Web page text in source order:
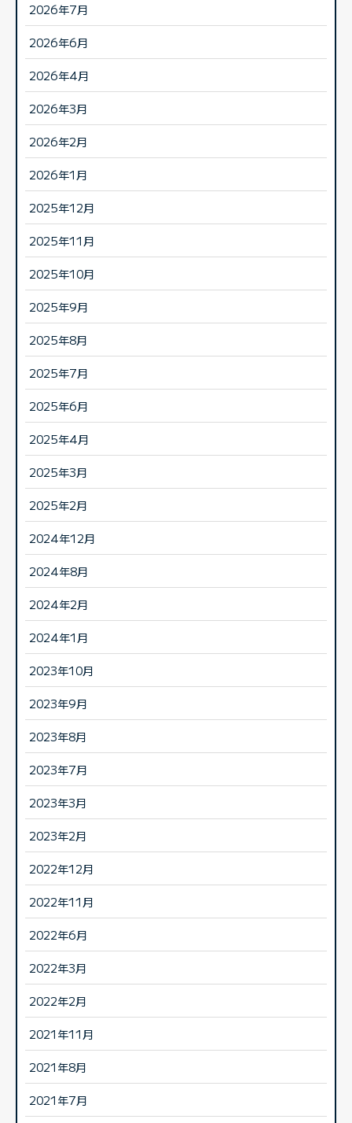
2026年7月
2026年6月
2026年4月
2026年3月
2026年2月
2026年1月
2025年12月
2025年11月
2025年10月
2025年9月
2025年8月
2025年7月
2025年6月
2025年4月
2025年3月
2025年2月
2024年12月
2024年8月
2024年2月
2024年1月
2023年10月
2023年9月
2023年8月
2023年7月
2023年3月
2023年2月
2022年12月
2022年11月
2022年6月
2022年3月
2022年2月
2021年11月
2021年8月
2021年7月